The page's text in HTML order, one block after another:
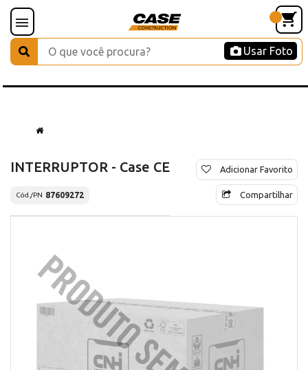
Usar Foto
INTERRUPTOR - Case CE
Cód./PN 87609272
Adicionar Favorito
Compartilhar